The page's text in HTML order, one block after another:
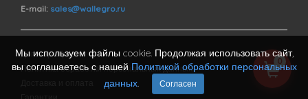
E-mail: sales@wallegro.ru
Договор оферты
Политика обработки персональных данных
0
Мы используем файлы cookie. Продолжая использовать сайт,
вы соглашаетесь с нашей Политикой обработки персональных
данных
Согласен